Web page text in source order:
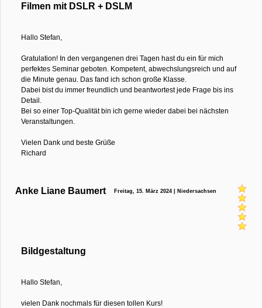
Filmen mit DSLR + DSLM
Hallo Stefan,
Gratulation! In den vergangenen drei Tagen hast du ein für mich
perfektes Seminar geboten. Kompetent, abwechslungsreich und auf
die Minute genau. Das fand ich schon große Klasse.
Dabei bist du immer freundlich und beantwortest jede Frage bis ins
Detail.
Bei so einer Top-Qualität bin ich gerne wieder dabei bei nächsten
Veranstaltungen.
Vielen Dank und beste Grüße
Richard
Anke Liane Baumert Freitag, 15. März 2024 | Niedersachsen
Bildgestaltung
Hallo Stefan,
vielen Dank nochmals für diesen tollen Kurs!